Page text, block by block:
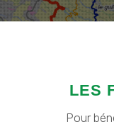
LES
Pour